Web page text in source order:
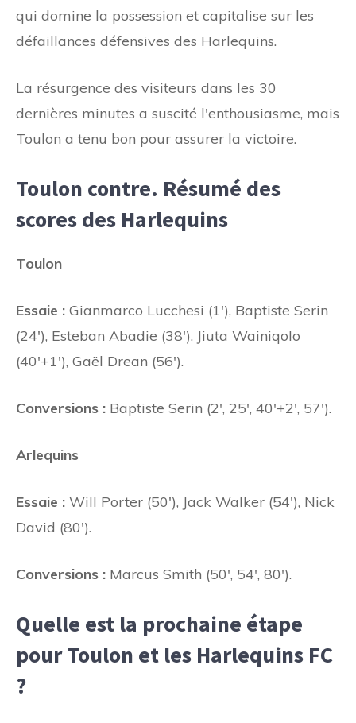
qui domine la possession et capitalise sur les
défaillances défensives des Harlequins.
La résurgence des visiteurs dans les 30
dernières minutes a suscité l'enthousiasme, mais
Toulon a tenu bon pour assurer la victoire.
Toulon contre. Résumé des
scores des Harlequins
Toulon
Essaie : Gianmarco Lucchesi (1'), Baptiste Serin
(24'), Esteban Abadie (38'), Jiuta Wainiqolo
(40'+1'), Gaël Drean (56').
Conversions : Baptiste Serin (2', 25', 40'+2', 57').
Arlequins
Essaie : Will Porter (50'), Jack Walker (54'), Nick
David (80').
Conversions : Marcus Smith (50', 54', 80').
Quelle est la prochaine étape
pour Toulon et les Harlequins FC
?